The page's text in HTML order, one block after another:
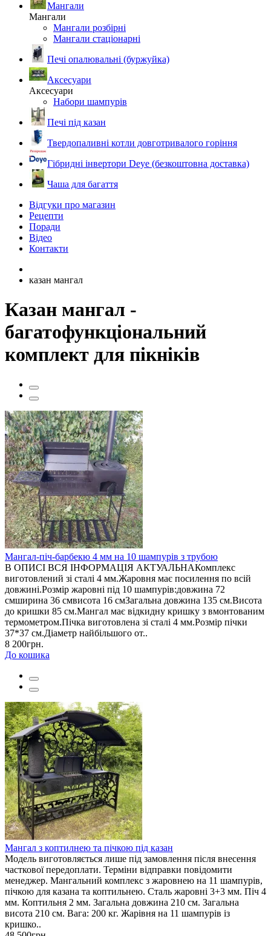
Мангали
Мангали
Мангали розбірні
Мангали стаціонарні
Печі опалювальні (буржуйка)
Аксесуари
Аксесуари
Набори шампурів
Печі під казан
Твердопаливні котли довготривалого горіння
Гібридні інвертори Deye (безкоштовна доставка)
Чаша для багаття
Відгуки про магазин
Рецепти
Поради
Відео
Контакти
казан мангал
Казан мангал -
багатофункціональний
комплект для пікніків
Мангал-піч-барбекю 4 мм на 10 шампурів з трубою
В ОПИСІ ВСЯ ІНФОРМАЦІЯ АКТУАЛЬНАКомплекс
виготовлений зі сталі 4 мм.Жаровня має посилення по всій
довжині.Розмір жаровні під 10 шампурів:довжина 72
смширина 36 смвисота 16 смЗагальна довжина 135 см.Висота
до кришки 85 см.Мангал має відкидну кришку з вмонтованим
термометром.Пічка виготовлена зі сталі 4 мм.Розмір пічки
37*37 см.Діаметр найбільшого от..
8 200грн.
До кошика
Мангал з коптилнею та пічкою під казан
Модель виготовляється лише під замовлення після внесення
часткової передоплати. Терміни відправки повідомити
менеджер. Мангальний комплекс з жаровнею на 11 шампурів,
пічкою для казана та коптильнею. Сталь жаровні 3+3 мм. Піч 4
мм. Коптильня 2 мм. Загальна довжина 210 см. Загальна
висота 210 см. Вага: 200 кг. Жарівня на 11 шампурів із
кришко..